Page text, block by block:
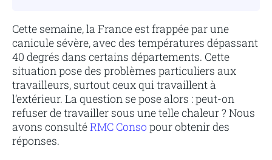
Cette semaine, la France est frappée par une
canicule sévère, avec des températures dépassant
40 degrés dans certains départements. Cette
situation pose des problèmes particuliers aux
travailleurs, surtout ceux qui travaillent à
l’extérieur. La question se pose alors : peut-on
refuser de travailler sous une telle chaleur ? Nous
avons consultéRMC Conso pour obtenir des
réponses.